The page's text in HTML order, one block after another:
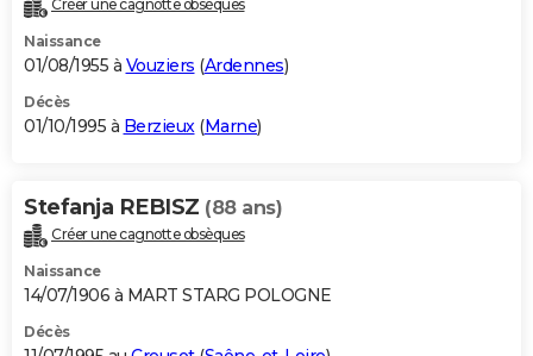
Créer une cagnotte obsèques
Naissance
01/08/1955 à Vouziers (Ardennes)
Décès
01/10/1995 à Berzieux(Marne)
Stefanja REBISZ (88 ans)
Créer une cagnotte obsèques
Naissance
14/07/1906 à MART STARG POLOGNE
Décès